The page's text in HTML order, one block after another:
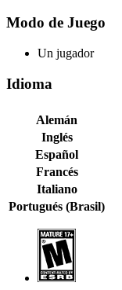
Modo de Juego
Un jugador
Idioma
Alemán
Inglés
Español
Francés
Italiano
Portugués (Brasil)